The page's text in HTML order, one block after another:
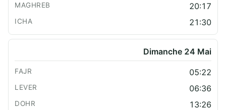
20:17
21:30
Dimanche 24 Mai
05:22
06:36
13:26